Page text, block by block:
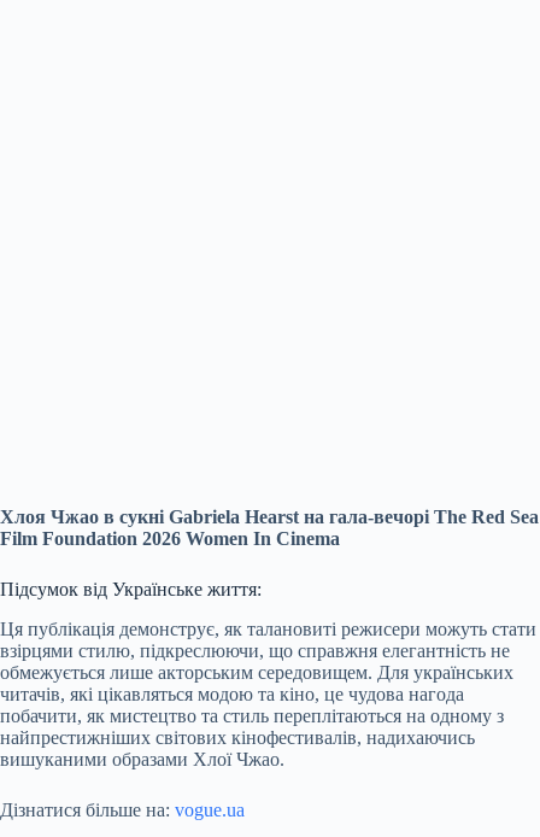
Хлоя Чжао в сукні Gabriela Hearst на гала-вечорі The Red Sea
Film Foundation 2026 Women In Cinema
Підсумок від Українське життя:
Ця публікація демонструє, як талановиті режисери можуть стати
взірцями стилю, підкреслюючи, що справжня елегантність не
обмежується лише акторським середовищем. Для українських
читачів, які цікавляться модою та кіно, це чудова нагода
побачити, як мистецтво та стиль переплітаються на одному з
найпрестижніших світових кінофестивалів, надихаючись
вишуканими образами Хлої Чжао.
Дізнатися більше на: vogue.ua